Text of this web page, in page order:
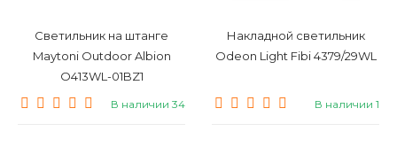
Светильник на штанге
Maytoni Outdoor Albion
O413WL-01BZ1
В наличии 34
Накладной светильник
Odeon Light Fibi 4379/29WL
В наличии 1